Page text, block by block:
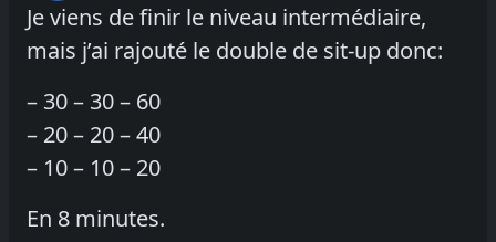
Je viens de finir le niveau intermédiaire,
mais j’ai rajouté le double de sit-up donc:
– 30 – 30 – 60
– 20 – 20 – 40
– 10 – 10 – 20
En 8 minutes.